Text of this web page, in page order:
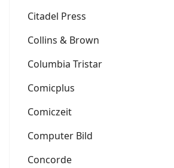
Citadel Press
Collins & Brown
Columbia Tristar
Comicplus
Comiczeit
Computer Bild
Concorde